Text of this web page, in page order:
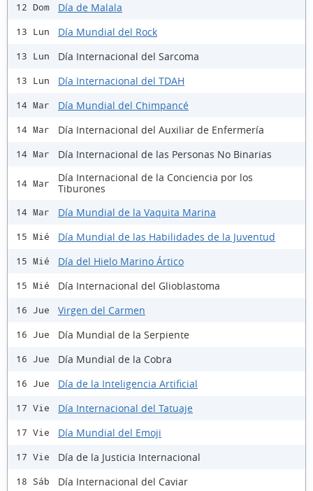
12 Dom Día de Malala
13 Lun Día Mundial del Rock
13 Lun Día Internacional del Sarcoma
13 Lun Día Internacional del TDAH
14 Mar Día Mundial del Chimpancé
14 Mar Día Internacional del Auxiliar de Enfermería
14 Mar Día Internacional de las Personas No Binarias
14 Mar
Día Internacional de la Conciencia por los
Tiburones
14 Mar Día Mundial de la Vaquita Marina
15 Mié Día Mundial de las Habilidades de la Juventud
15 Mié Día del Hielo Marino Ártico
15 Mié Día Internacional del Glioblastoma
16 Jue Virgen del Carmen
16 Jue Día Mundial de la Serpiente
16 Jue Día Mundial de la Cobra
16 Jue Día de la Inteligencia Artificial
17 Vie Día Internacional del Tatuaje
17 Vie Día Mundial del Emoji
17 Vie Día de la Justicia Internacional
18 Sáb Día Internacional del Caviar